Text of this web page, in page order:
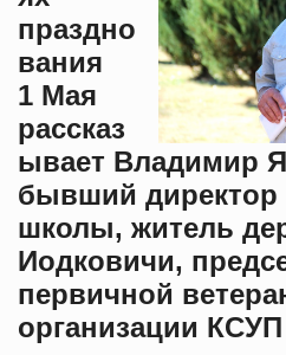
праздно
вания
1 Мая
рассказ
ывает Владимир
бывший директор
школы, житель
Иодковичи,
первичной
организации